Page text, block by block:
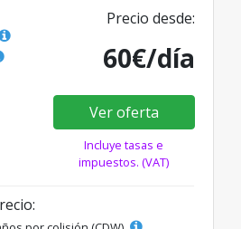
Precio desde:
60€/día
Ver oferta
Incluye tasas e
impuestos. (VAT)